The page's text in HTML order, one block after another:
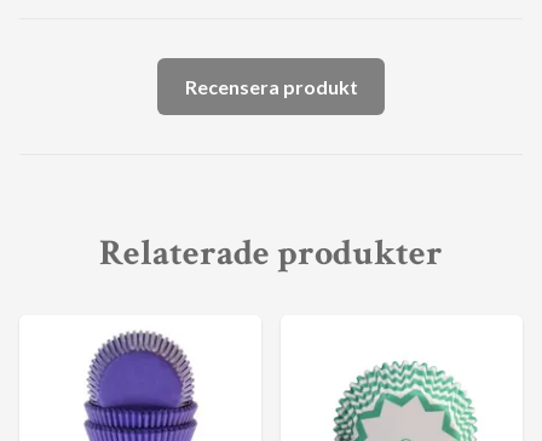
Recensera produkt
Relaterade produkter